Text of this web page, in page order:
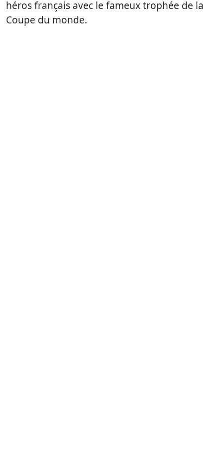
héros français avec le fameux trophée de la
Coupe du monde.